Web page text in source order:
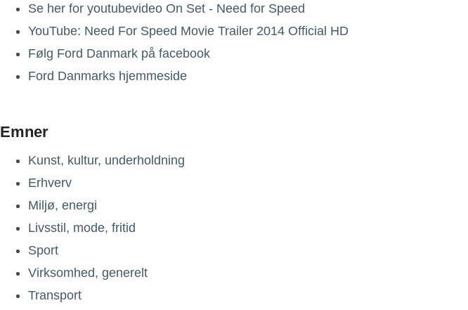
Se her for youtubevideo On Set - Need for Speed
YouTube: Need For Speed Movie Trailer 2014 Official HD
Følg Ford Danmark på facebook
Ford Danmarks hjemmeside
Emner
Kunst, kultur, underholdning
Erhverv
Miljø, energi
Livsstil, mode, fritid
Sport
Virksomhed, generelt
Transport